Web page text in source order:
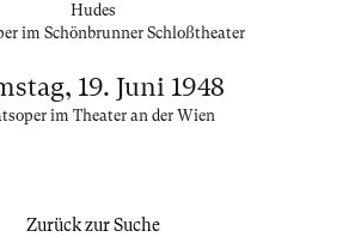
Hudes
im Schönbrunner Schloßtheater
19. Juni 1948
im Theater an der Wien
Zurück zur Suche